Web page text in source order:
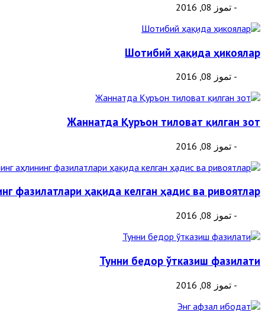
- تموز 08, 2016
Шотибий ҳақида ҳикоялар
- تموز 08, 2016
Жаннатда Қуръон тиловат қилган зот
- تموز 08, 2016
фазилатлари ҳақида келган ҳадис ва ривоятлар
- تموز 08, 2016
Тунни бедор ўтказиш фазилати
- تموز 08, 2016